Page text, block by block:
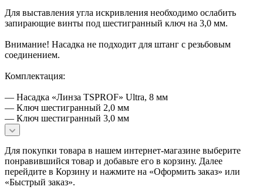
Для выставления угла искривления необходимо ослабить
запирающие винты под шестигранный ключ на 3,0 мм.
Внимание! Насадка не подходит для штанг с резьбовым
соединением.
Комплектация:
— Насадка «Линза TSPROF» Ultra, 8 мм
— Ключ шестигранный 2,0 мм
— Ключ шестигранный 3,0 мм
Для покупки товара в нашем интернет-магазине выберите
понравившийся товар и добавьте его в корзину. Далее
перейдите в Корзину и нажмите на «Оформить заказ» или
«Быстрый заказ».